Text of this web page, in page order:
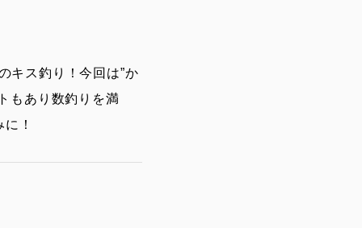
キス釣り！今回は”か
もあり数釣りを満
！